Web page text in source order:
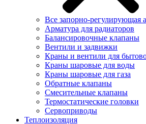
Все запорно-регулирующая
Арматура для радиаторов
Балансировочные клапаны
Вентили и задвижки
Краны и вентили для
Краны шаровые для воды
Краны шаровые для газа
Обратные клапаны
Смесительные клапаны
Термостатические головки
Сервоприводы
Теплоизоляция